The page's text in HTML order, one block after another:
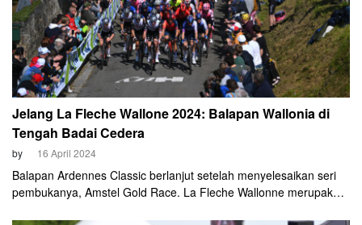
Jelang La Fleche Wallone 2024: Balapan Wallonia di
Tengah Badai Cedera
by 16 April 2024
Balapan Ardennes Classic berlanjut setelah menyelesaikan seri
pembukanya, Amstel Gold Race. La Fleche Wallonne merupakan